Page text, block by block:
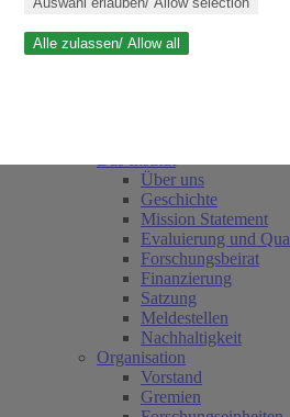
Über uns
Geschichte
Mission Statement
Evaluierung und
Forschungsbeirat
Finanzierung
Satzung
Meldestellen
Nachhaltigkeit
Organisation
Vorstand
Gremien
Alle zulassen/ Allow all